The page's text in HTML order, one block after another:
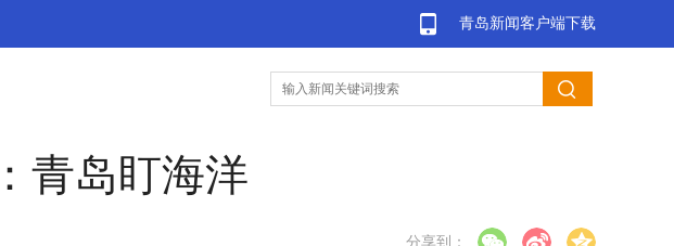
青岛新闻客户端下载
青岛盯海洋
分享到：